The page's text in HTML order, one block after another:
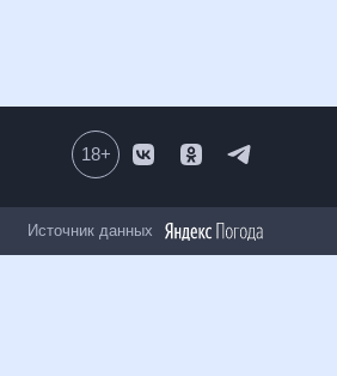
18+
Источник данных